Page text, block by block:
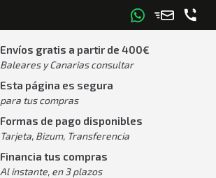
Envíos gratis a partir de 400€
Baleares y Canarias consultar
Esta página es segura
para tus compras
Formas de pago disponibles
Tarjeta, Bizum, Transferencia
Financia tus compras
Al instante, en 3 plazos